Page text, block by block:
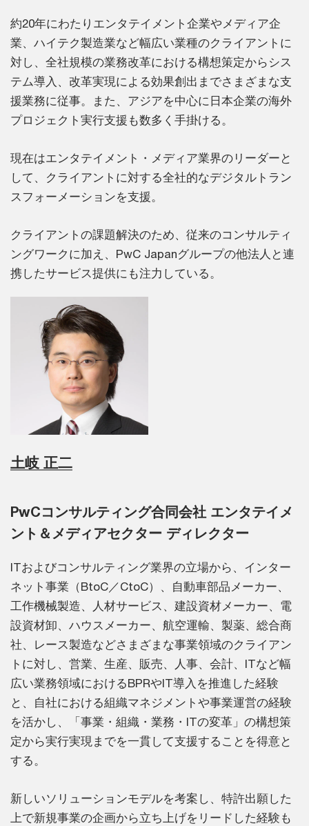
約20年にわたりエンタテイメント企業やメディア企
業、ハイテク製造業など幅広い業種のクライアントに
対し、全社規模の業務改革における構想策定からシス
テム導入、改革実現による効果創出までさまざまな支
援業務に従事。また、アジアを中心に日本企業の海外
プロジェクト実行支援も数多く手掛ける。
現在はエンタテイメント・メディア業界のリーダーと
して、クライアントに対する全社的なデジタルトラン
スフォーメーションを支援。
クライアントの課題解決のため、従来のコンサルティ
ングワークに加え、PwC Japanグループの他法人と連
携したサービス提供にも注力している。
土岐 正二
PwCコンサルティング合同会社 エンタテイメ
ント＆メディアセクター ディレクター
ITおよびコンサルティング業界の立場から、インター
ネット事業（BtoC／CtoC）、自動車部品メーカー、
工作機械製造、人材サービス、建設資材メーカー、電
設資材卸、ハウスメーカー、航空運輸、製薬、総合商
社、レース製造などさまざまな事業領域のクライアン
トに対し、営業、生産、販売、人事、会計、ITなど幅
広い業務領域におけるBPRやIT導入を推進した経験
と、自社における組織マネジメントや事業運営の経験
を活かし、「事業・組織・業務・ITの変革」の構想策
定から実行実現までを一貫して支援することを得意と
する。
新しいソリューションモデルを考案し、特許出願した
上で新規事業の企画から立ち上げをリードした経験も